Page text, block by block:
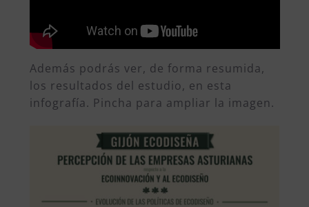
Además podrás ver, de forma resumida,
los resultados del estudio, en esta
infografía. Pincha para ampliar la imagen.